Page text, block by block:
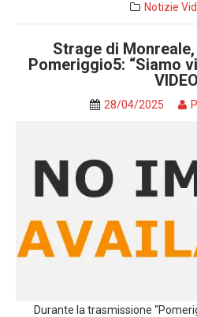
Notizie
Strage di
Pomeriggio5: “Siamo
VIDEO
28/04/2025
Durante la trasmissione